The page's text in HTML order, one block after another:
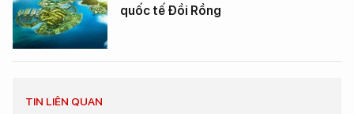
quốc tế Đồi Rồng
TIN LIÊN QUAN